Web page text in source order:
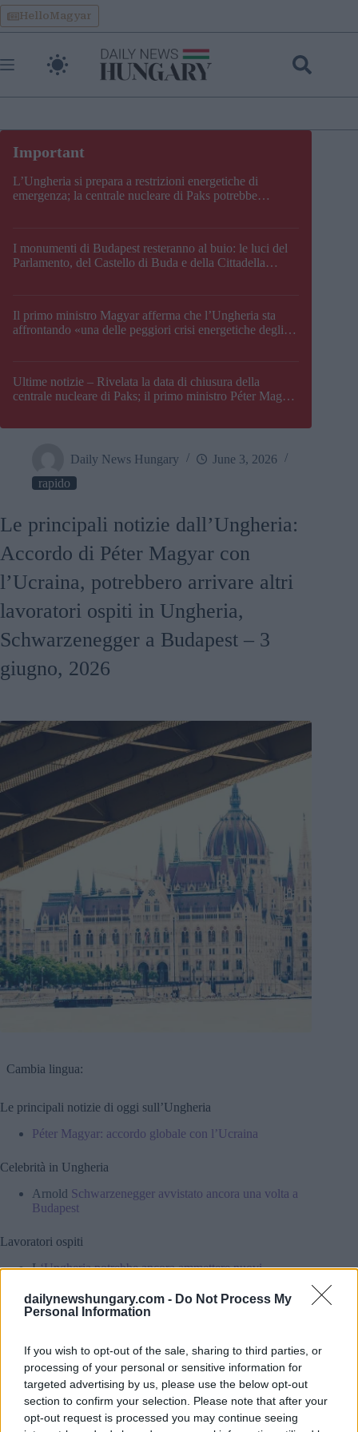
dailynewshungary.com - Do Not Process My
Personal Information
If you wish to opt-out of the sale, sharing to third parties, or
processing of your personal or sensitive information for
targeted advertising by us, please use the below opt-out
section to confirm your selection. Please note that after your
opt-out request is processed you may continue seeing
Skip
to
content
HelloMagyar
L’Ungheria si prepara a restrizioni energetiche di
emergenza; la centrale nucleare di Paks potrebbe
I monumenti di Budapest resteranno al buio: le luci del
Parlamento, del Castello di Buda e della Cittadella
Il primo ministro Magyar afferma che l’Ungheria sta
affrontando «una delle peggiori crisi energetiche degli
Ultime notizie – Rivelata la data di chiusura della
centrale nucleare di Paks; il primo ministro Péter Magyar
Daily News Hungary
June 3, 2026
rapido
Le principali notizie dall’Ungheria:
Accordo di Péter Magyar con
l’Ucraina, potrebbero arrivare altri
lavoratori ospiti in Ungheria,
Schwarzenegger a Budapest – 3
giugno, 2026
Cambia lingua:
Le principali notizie di oggi sull’Ungheria
Péter Magyar: accordo globale con l’Ucraina
Celebrità in Ungheria
Arnold Schwarzenegger avvistato ancora una volta a
Budapest
Lavoratori ospiti
L‘Ungheria potrebbe ancora ammettere nuovi
divieto promesso a giugno.
Uomini stranieri trascinano un autista ungherese dalla
sua auto a Budapest
Un video scioccante mostra una BMW che si schianta
contro un parco giochi
Un carico record di cocaina sequestrato nel porto
“nascosto” di Budapest